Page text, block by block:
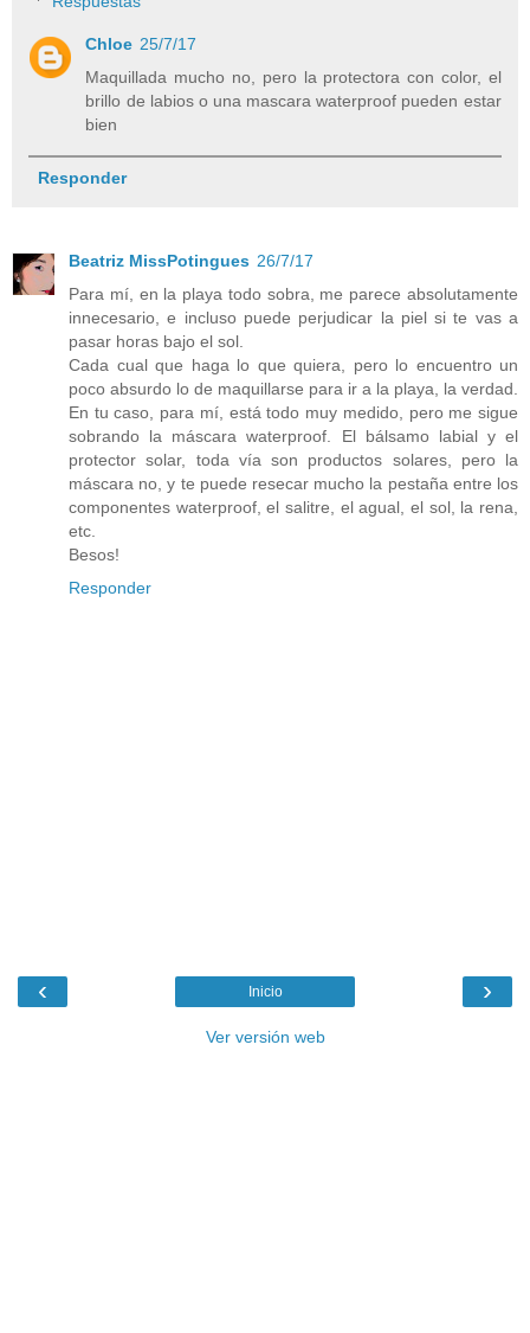
Chloe 25/7/17
Maquillada mucho no, pero la protectora con color, el
brillo de labios o una mascara waterproof pueden estar
bien
Responder
Beatriz MissPotingues 26/7/17
Para mí, en la playa todo sobra, me parece absolutamente
innecesario, e incluso puede perjudicar la piel si te vas a
pasar horas bajo el sol.
Cada cual que haga lo que quiera, pero lo encuentro un
poco absurdo lo de maquillarse para ir a la playa, la verdad.
En tu caso, para mí, está todo muy medido, pero me sigue
sobrando la máscara waterproof. El bálsamo labial y el
protector solar, toda vía son productos solares, pero la
máscara no, y te puede resecar mucho la pestaña entre los
componentes waterproof, el salitre, el agual, el sol, la rena,
etc.
Besos!
Responder
‹ ›
Inicio
Ver versión web